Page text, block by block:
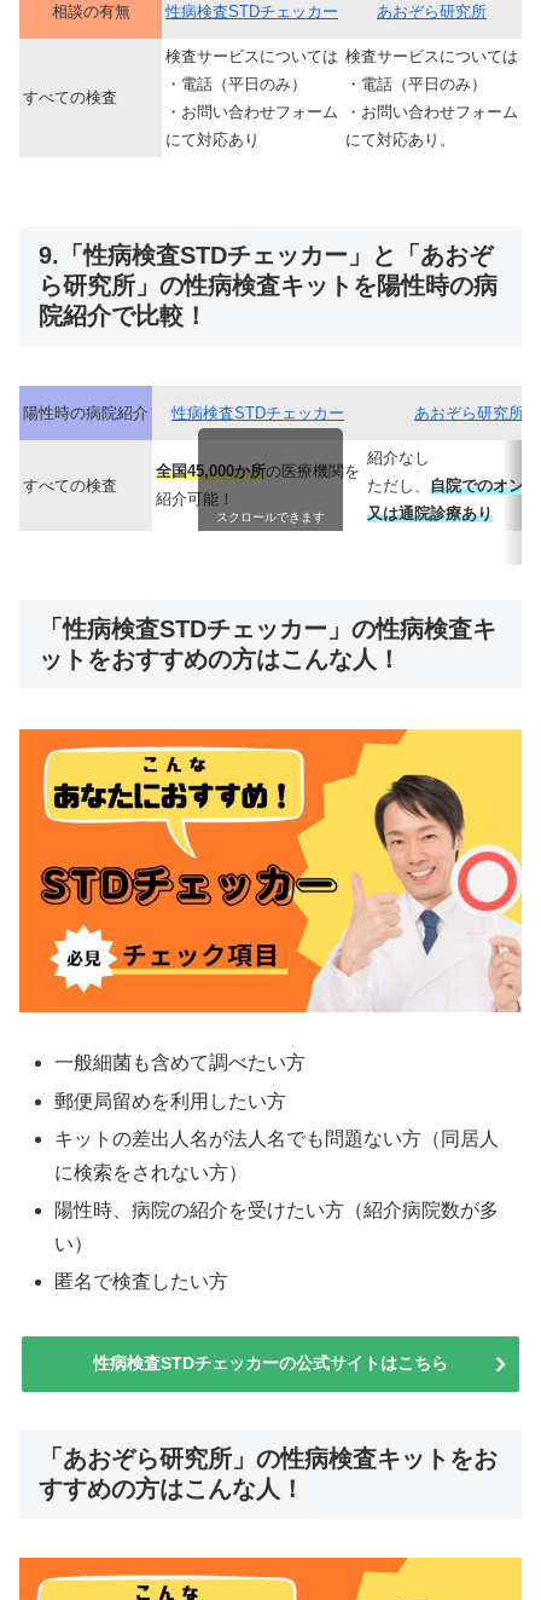
相談の有無 性病検査STDチェッカー あおぞら研究所
すべての検査
検査サービスについては
・電話（平日のみ）
・お問い合わせフォーム
にて対応あり
検査サービスについては
・電話（平日のみ）
・お問い合わせフォーム
にて対応あり。
9.「性病検査STDチェッカー」と「あおぞ
ら研究所」の性病検査キットを陽性時の病
院紹介で比較！
陽性時の病院紹介 性病検査STDチェッカー あおぞら研究所
すべての検査
全国45,000か所の医療機関を
紹介可能！
紹介なし
ただし、 自院でのオン
又は通院診療あり
スクロールできます
「性病検査STDチェッカー」の性病検査キ
ットをおすすめの方はこんな人！
一般細菌も含めて調べたい方
郵便局留めを利用したい方
キットの差出人名が法人名でも問題ない方（同居人
に検索をされない方）
陽性時、病院の紹介を受けたい方（紹介病院数が多
い）
匿名で検査したい方
性病検査STDチェッカーの公式サイトはこちら
「あおぞら研究所」の性病検査キットをお
すすめの方はこんな人！